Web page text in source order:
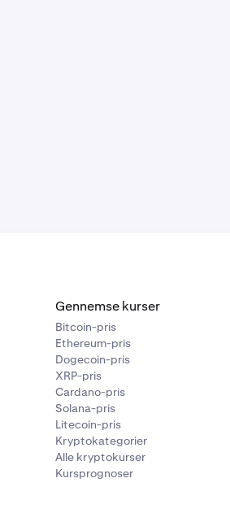
Gennemse kurser
Bitcoin-pris
Ethereum-pris
Dogecoin-pris
XRP-pris
Cardano-pris
Solana-pris
Litecoin-pris
Kryptokategorier
Alle kryptokurser
Kursprognoser